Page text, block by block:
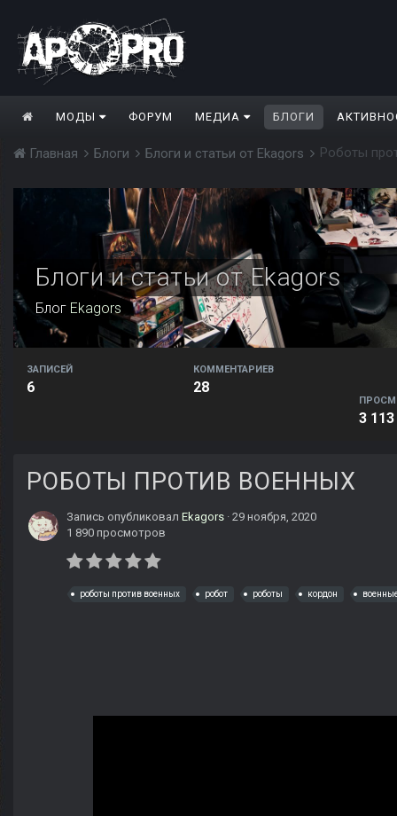
МОДЫ ФОРУМ МЕДИА БЛОГИ
Главная Блоги Блоги и статьи от Ekagors Роботы
Блоги и статьи от Ekagors
Блог Ekagors
ЗАПИСЕЙ
6
КОММЕНТАРИЕВ
28
3 113
РОБОТЫ ПРОТИВ ВОЕННЫХ
Запись опубликовал Ekagors · 29 ноября, 2020
1 890 просмотров
роботы против военных робот роботы кордон